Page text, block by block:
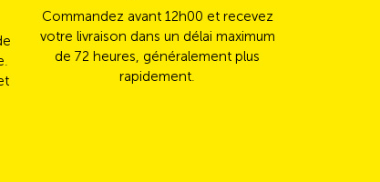
Commandez avant 12h00 et recevez
votre livraison dans un délai maximum
de 72 heures, généralement plus
rapidement.